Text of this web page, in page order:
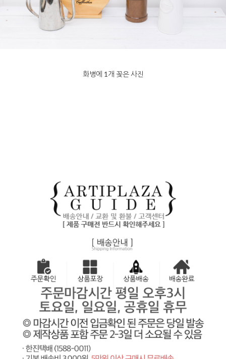
화병에 1개 꽂은 사진